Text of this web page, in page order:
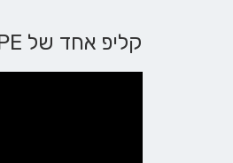
קליפ אחד של POP & POPE | פופ אנד פופ